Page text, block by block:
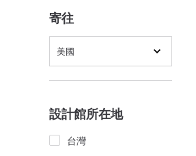
寄往
美國
設計館所在地
台灣